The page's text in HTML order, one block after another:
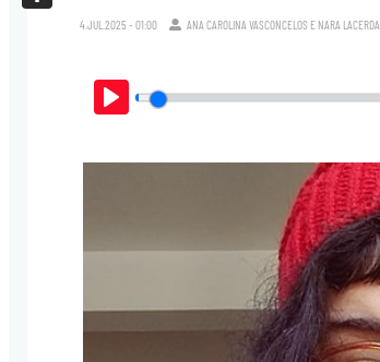
4.JUL.2025 - 01:00 ANA CAROLINA VASCONCELOS E NARA LACERDA
Play